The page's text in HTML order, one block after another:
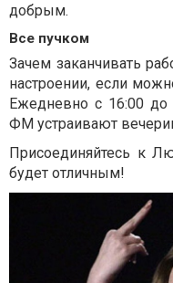
добрым.
Все пучком
Зачем заканчивать
настроении, если
Ежедневно с 16:00
ФМ устраивают
Присоединяйтесь к
будет отличным!